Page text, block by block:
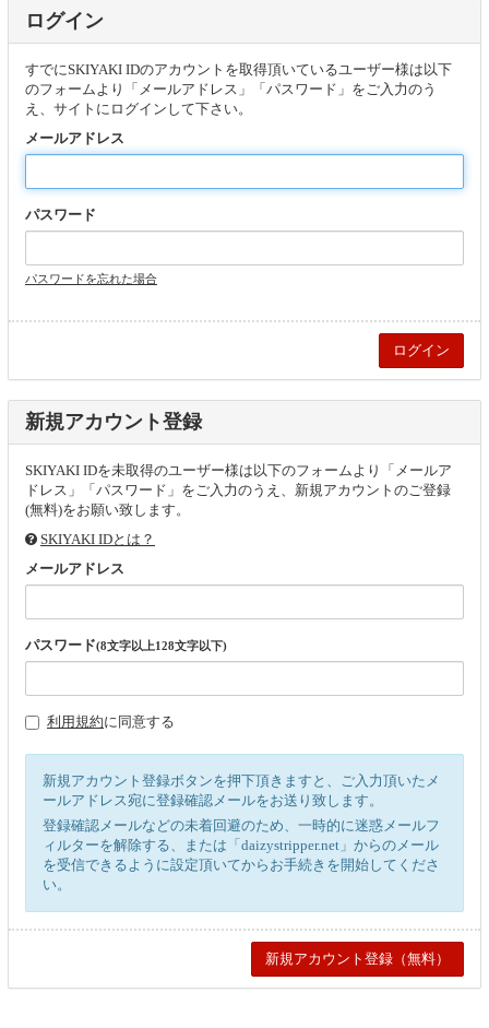
ログイン
すでにSKIYAKI IDのアカウントを取得頂いているユーザー様は以下
のフォームより「メールアドレス」「パスワード」をご入力のう
え、サイトにログインして下さい。
メールアドレス
パスワード
パスワードを忘れた場合
新規アカウント登録
SKIYAKI IDを未取得のユーザー様は以下のフォームより「メールア
ドレス」「パスワード」をご入力のうえ、新規アカウントのご登録
(無料)をお願い致します。
SKIYAKI IDとは？
メールアドレス
パスワード(8文字以上128文字以下)
利用規約に同意する
新規アカウント登録ボタンを押下頂きますと、ご入力頂いたメ
ールアドレス宛に登録確認メールをお送り致します。
登録確認メールなどの未着回避のため、一時的に迷惑メールフ
ィルターを解除する、または「daizystripper.net」からのメール
を受信できるように設定頂いてからお手続きを開始してくださ
い。